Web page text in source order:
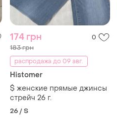
174 грн 0
183 грн
распродажа до 09 авг.
Histomer
$ женские прямые джинсы
стрейч 26 г.
26 / S